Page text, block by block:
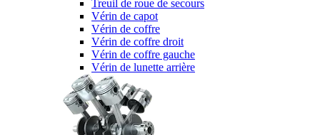
Treuil de roue de secours
Vérin de capot
Vérin de coffre
Vérin de coffre droit
Vérin de coffre gauche
Vérin de lunette arrière